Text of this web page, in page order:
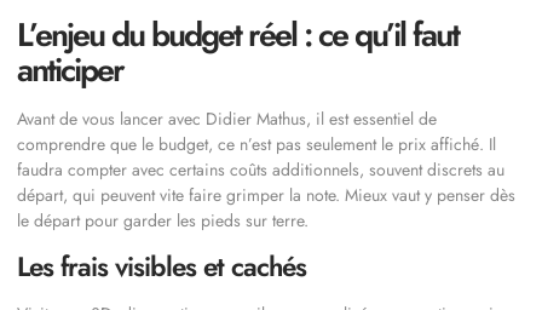
L’enjeu du budget réel : ce qu’il faut
anticiper
Avant de vous lancer avec Didier Mathus, il est essentiel de
comprendre que le budget, ce n’est pas seulement le prix affiché. Il
faudra compter avec certains coûts additionnels, souvent discrets au
départ, qui peuvent vite faire grimper la note. Mieux vaut y penser dès
le départ pour garder les pieds sur terre.
Les frais visibles et cachés